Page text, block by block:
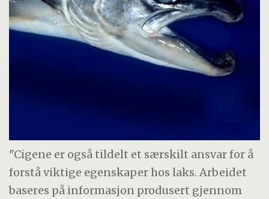
"Cigene er også tildelt et særskilt ansvar for å
forstå viktige egenskaper hos laks. Arbeidet
baseres på informasjon produsert gjennom